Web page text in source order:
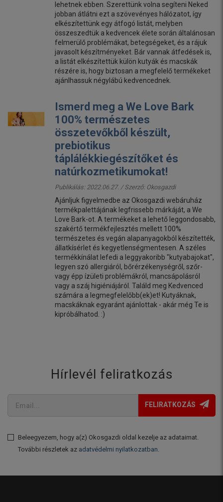
lehetnek ebben. Szerettünk volna segíteni Neked
jobban átlátni ezt a szövevényes hálózatot, így
elkészítettünk egy átfogó listát, melyben
összeszedtük a kedvencek élete során általánosan
felmerülő problémákat, betegségeket, és a rájuk
javasolt készítményeket. Bár vannak átfedések is,
a listát elkészítettük külön kutyák és macskák
részére is, hogy biztosan a megfelelő termékeket
ajánlhassuk négylábú kedvencednek.
Ismerd meg a We Love Bark
100% természetes
összetevőkből készült,
prebiotikus
táplálékkiegészítőket és
natúrkozmetikumokat!
Publikálás: 2022.06.27. / Szerző: Okosgazdi
Ajánljuk figyelmedbe az Okosgazdi webáruház
termékpalettájának legfrissebb márkáját, a We
Love Bark-ot. A termékeket a lehető leggondosabb,
szakértő termékfejlesztés mellett 100%
természetes és vegán alapanyagokból készítették,
állatkísérlet és kegyetlenségmentesen. A széles
termékkínálat lefedi a leggyakoribb "kutyabajokat",
legyen szó allergiáról, bőrérzékenységről, szőr-
vagy épp ízületi problémákról, mancsápolásról
vagy a száj higiéniájáról. Találd meg Kedvenced
számára a legmegfelelőbb(ek)et! Kutyáknak,
macskáknak egyaránt ajánlottak - akár még Te is
kipróbálhatod. :)
Hírlevél feliratkozás
FELIRATKOZÁS
Beleegyezem, hogy a(z) Okosgazdi oldal kezelje az adataimat.
További részletek az adatvédelmi nyilatkozatban.